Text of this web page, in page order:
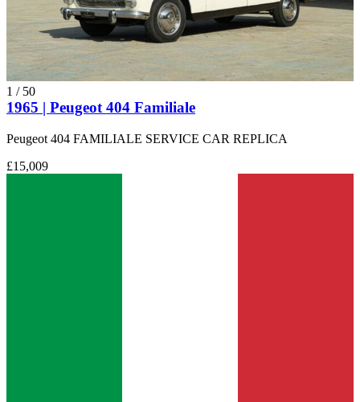
1 / 50
1965 | Peugeot 404 Familiale
Peugeot 404 FAMILIALE SERVICE CAR REPLICA
£15,009